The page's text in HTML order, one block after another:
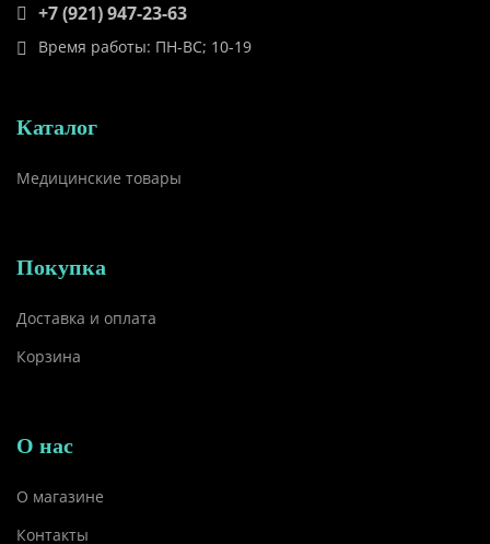
+7 (921) 947-23-63
Время работы: ПН-ВС; 10-19
Каталог
Медицинские товары
Покупка
Доставка и оплата
Корзина
О нас
О магазине
Контакты